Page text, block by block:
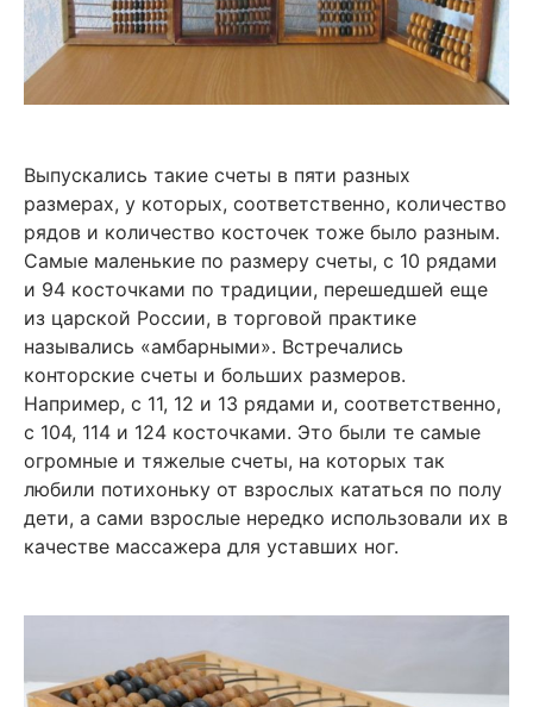
Выпускались такие счеты в пяти разных
размерах, у которых, соответственно, количество
рядов и количество косточек тоже было разным.
Самые маленькие по размеру счеты, с 10 рядами
и 94 косточками по традиции, перешедшей еще
из царской России, в торговой практике
назывались «амбарными». Встречались
конторские счеты и больших размеров.
Например, с 11, 12 и 13 рядами и, соответственно,
с 104, 114 и 124 косточками. Это были те самые
огромные и тяжелые счеты, на которых так
любили потихоньку от взрослых кататься по полу
дети, а сами взрослые нередко использовали их в
качестве массажера для уставших ног.